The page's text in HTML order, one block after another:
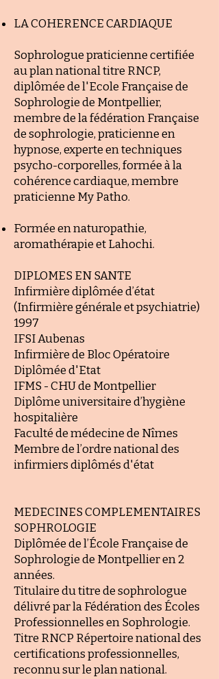
LA COHERENCE CARDIAQUE
Sophrologue praticienne certifiée
au plan national titre RNCP,
diplômée de l'Ecole Française de
Sophrologie de Montpellier,
membre de la fédération Française
de sophrologie, praticienne en
hypnose, experte en techniques
psycho-corporelles, formée à la
cohérence cardiaque, membre
praticienne My Patho.
Formée en naturopathie,
aromathérapie et Lahochi.
DIPLOMES EN SANTE
Infirmière diplômée d’état
(Infirmière générale et psychiatrie)
1997
IFSI Aubenas
Infirmière de Bloc Opératoire
Diplômée d'Etat
IFMS - CHU de Montpellier
Diplôme universitaire d’hygiène
hospitalière
Faculté de médecine de Nîmes
Membre de l’ordre national des
infirmiers diplômés d'état
​MEDECINES COMPLEMENTAIRES
SOPHROLOGIE
Diplômée del’École Française de
Sophrologiede Montpellier en 2
années.
Titulaire du titre de sophrologue
délivré parla Fédération des Écoles
Professionnelles en Sophrologie.
Titre RNCP Répertoire national des
certifications professionnelles,
reconnu sur le plan national.